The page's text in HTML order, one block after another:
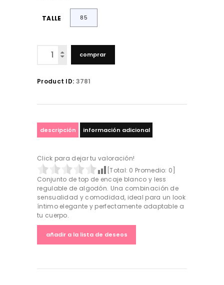
TALLE 85
less
algodón
Blanco
cantidad
comprar
Product ID: 3781
descripción información adicional
Click para dejar tu valoración!
[Total: 0 Promedio: 0
Conjunto de top de encaje blanco y less
regulable de algodón. Una combinación de
sensualidad y comodidad, ideal para un look
íntimo elegante y perfectamente adaptable a
tu cuerpo.
añadir a la lista de deseos